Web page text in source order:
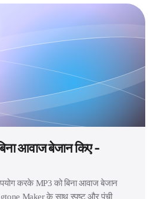
आवाज बेजान किए -
करके MP3 को बिना आवाज बेजान
Maker के साथ स्पष्ट और पंची